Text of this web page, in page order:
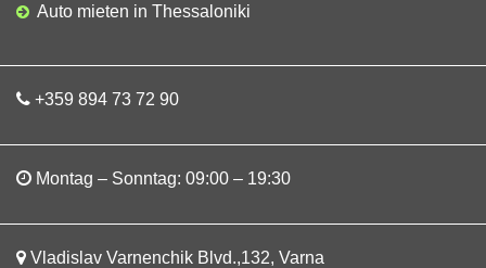
Auto mieten in Thessaloniki
+359 894 73 72 90
Montag – Sonntag: 09:00 – 19:30
Vladislav Varnenchik Blvd.,132, Varna